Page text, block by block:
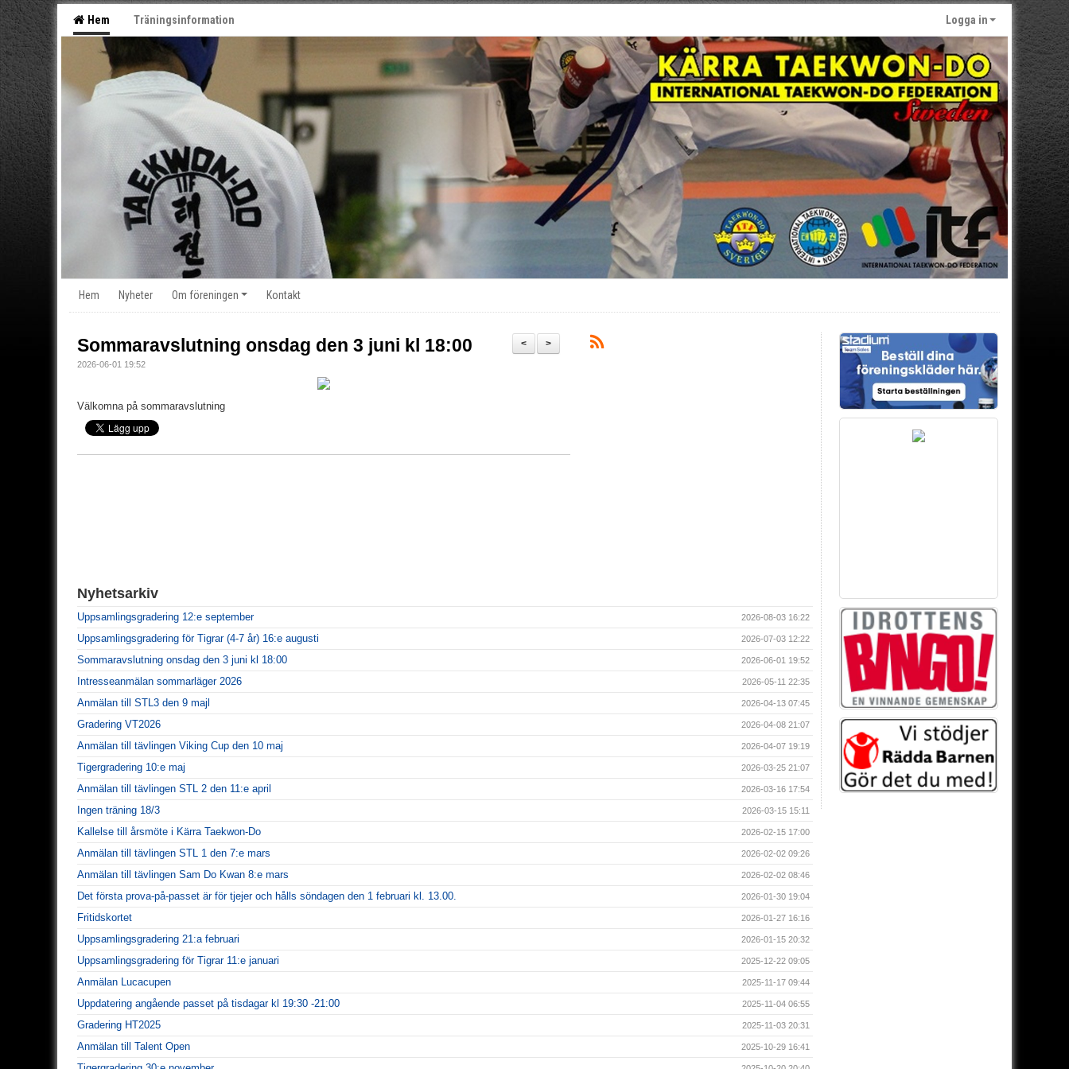
Hem Träningsinformation Logga in
Hem Nyheter Om föreningen Kontakt
>
<
Sommaravslutning onsdag den 3 juni kl 18:00
2026-06-01 19:52
Välkomna på sommaravslutning
Nyhetsarkiv
Uppsamlingsgradering 12:e september 2026-08-03 16:22
Uppsamlingsgradering för Tigrar (4-7 år) 16:e augusti 2026-07-03 12:22
Sommaravslutning onsdag den 3 juni kl 18:00 2026-06-01 19:52
Intresseanmälan sommarläger 2026 2026-05-11 22:35
Anmälan till STL3 den 9 majl 2026-04-13 07:45
Gradering VT2026 2026-04-08 21:07
Anmälan till tävlingen Viking Cup den 10 maj 2026-04-07 19:19
Tigergradering 10:e maj 2026-03-25 21:07
Anmälan till tävlingen STL 2 den 11:e april 2026-03-16 17:54
Ingen träning 18/3 2026-03-15 15:11
Kallelse till årsmöte i Kärra Taekwon-Do 2026-02-15 17:00
Anmälan till tävlingen STL 1 den 7:e mars 2026-02-02 09:26
Anmälan till tävlingen Sam Do Kwan 8:e mars 2026-02-02 08:46
Det första prova-på-passet är för tjejer och hålls söndagen den 1 februari kl. 13.00. 2026-01-30 19:04
Fritidskortet 2026-01-27 16:16
Uppsamlingsgradering 21:a februari 2026-01-15 20:32
Uppsamlingsgradering för Tigrar 11:e januari 2025-12-22 09:05
Anmälan Lucacupen 2025-11-17 09:44
Uppdatering angående passet på tisdagar kl 19:30 -21:00 2025-11-04 06:55
Gradering HT2025 2025-11-03 20:31
Anmälan till Talent Open 2025-10-29 16:41